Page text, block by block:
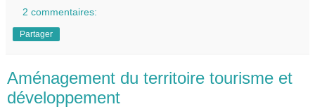
2 commentaires:
Partager
Aménagement du territoire tourisme et
développement